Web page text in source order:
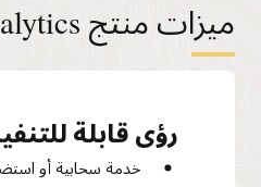
ميزات منتج Primavera Analytics
رؤى قابلة
خدمة سحابية أو